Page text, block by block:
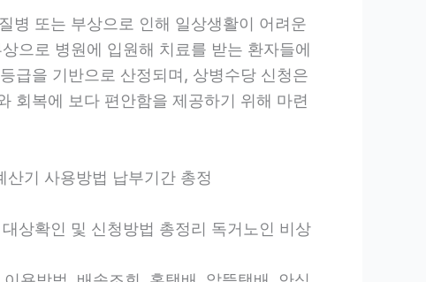
병 또는 부상으로 인해 일상생활이 어려운
으로 병원에 입원해 치료를 받는 환자들에
급을 기반으로 산정되며, 상병수당 신청은
회복에 보다 편안함을 제공하기 위해 마련
기 사용방법 납부기간 총정
확인 및 신청방법 총정리 독거노인 비상